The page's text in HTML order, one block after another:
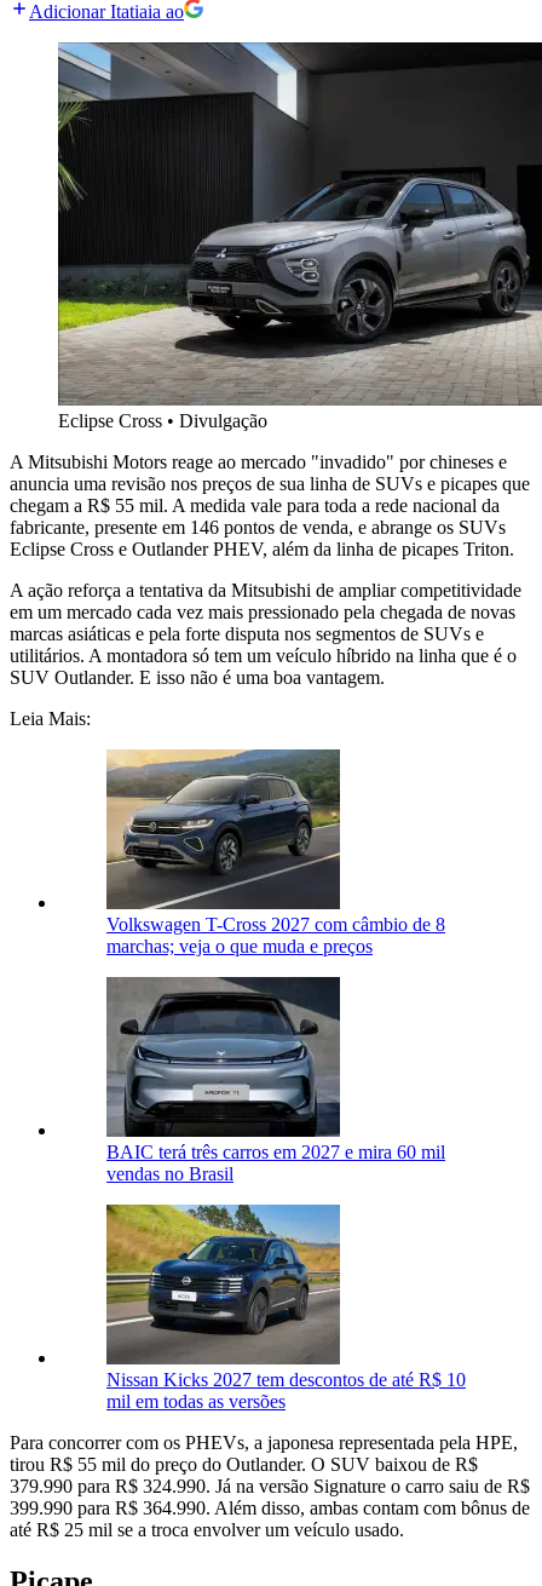
Adicionar Itatiaia ao
Eclipse Cross • Divulgação
A Mitsubishi Motors reage ao mercado "invadido" por chineses e
anuncia uma revisão nos preços de sua linha de SUVs e picapes que
chegam a R$ 55 mil. A medida vale para toda a rede nacional da
fabricante, presente em 146 pontos de venda, e abrange os SUVs
Eclipse Cross e Outlander PHEV, além da linha de picapes Triton.
A ação reforça a tentativa da Mitsubishi de ampliar competitividade
em um mercado cada vez mais pressionado pela chegada de novas
marcas asiáticas e pela forte disputa nos segmentos de SUVs e
utilitários. A montadora só tem um veículo híbrido na linha que é o
SUV Outlander. E isso não é uma boa vantagem.
Leia Mais:
Volkswagen T-Cross 2027 com câmbio de 8
marchas; veja o que muda e preços
BAIC terá três carros em 2027 e mira 60 mil
vendas no Brasil
Nissan Kicks 2027 tem descontos de até R$ 10
mil em todas as versões
Para concorrer com os PHEVs, a japonesa representada pela HPE,
tirou R$ 55 mil do preço do Outlander. O SUV baixou de R$
379.990 para R$ 324.990. Já na versão Signature o carro saiu de R$
399.990 para R$ 364.990. Além disso, ambas contam com bônus de
até R$ 25 mil se a troca envolver um veículo usado.